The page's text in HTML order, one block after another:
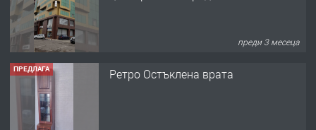
преди 3 месеца
ПРЕДЛАГА Ретро Остъклена врата